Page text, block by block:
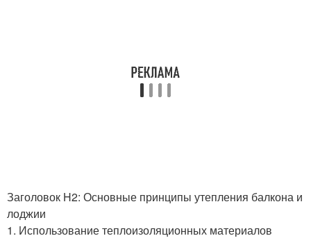
Заголовок H2: Основные принципы утепления балкона и
лоджии
1. Использование теплоизоляционных материалов